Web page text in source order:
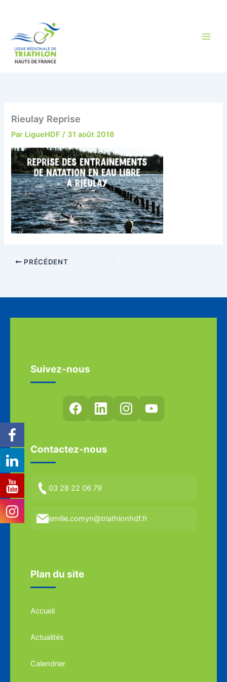
Rieulay Reprise
Par LigueHDF/ 31 août 2018
PRÉCÉDENT
Suivez-nous
Contactez-nous
03 28 22 06 79
emilie.comyn@triathlonhdf.fr
Plan du site
Accueil
Actualités
Calendrier